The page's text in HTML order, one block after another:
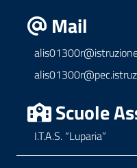
Mail
Scuole
I.T.A.S. “Luparia”